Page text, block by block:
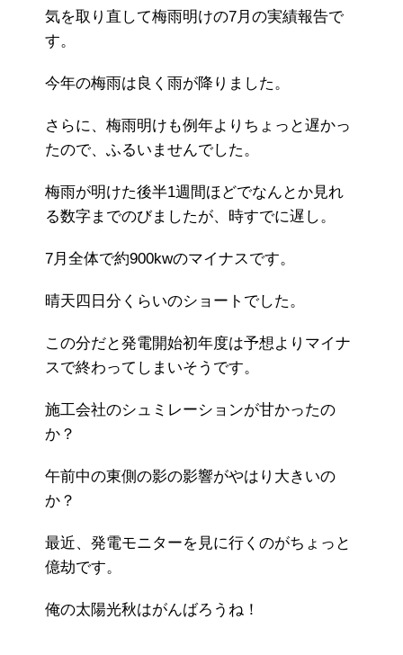
気を取り直して梅雨明けの7月の実績報告で
す。
今年の梅雨は良く雨が降りました。
さらに、梅雨明けも例年よりちょっと遅かっ
たので、ふるいませんでした。
梅雨が明けた後半1週間ほどでなんとか見れ
る数字までのびましたが、時すでに遅し。
7月全体で約900kwのマイナスです。
晴天四日分くらいのショートでした。
この分だと発電開始初年度は予想よりマイナ
スで終わってしまいそうです。
施工会社のシュミレーションが甘かったの
か？
午前中の東側の影の影響がやはり大きいの
か？
最近、発電モニターを見に行くのがちょっと
億劫です。
俺の太陽光秋はがんばろうね！